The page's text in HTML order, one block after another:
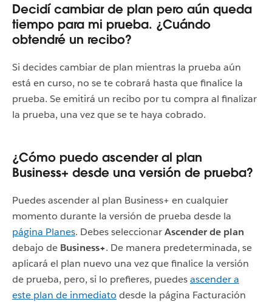
Decidí cambiar de plan pero aún queda
tiempo para mi prueba. ¿Cuándo
obtendré un recibo?
Si decides cambiar de plan mientras la prueba aún
está en curso, no se te cobrará hasta que finalice la
prueba. Se emitirá un recibo por tu compra al finalizar
la prueba, una vez que se te haya cobrado.
¿Cómo puedo ascender al plan
Business+ desde una versión de prueba?
Puedes ascender al plan Business+ en cualquier
momento durante la versión de prueba desde la
página Planes. Debes seleccionarAscender de plan
debajo de Business+. De manera predeterminada, se
aplicará el plan nuevo una vez que finalice la versión
de prueba, pero, si lo prefieres, puedesascender a
este plan de inmediato desde la página Facturación